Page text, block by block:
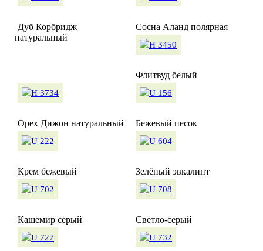
Дуб Корбридж
натуральный
Сосна Аланд полярная
Флитвуд белый
Орех Дижон натуральный Бежевый песок
Крем бежевый Зелёный эвкалипт
Кашемир серый Светло-серый